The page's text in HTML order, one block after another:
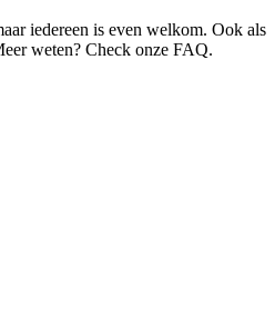
iedereen is even welkom. Ook als
weten? Check onze FAQ.